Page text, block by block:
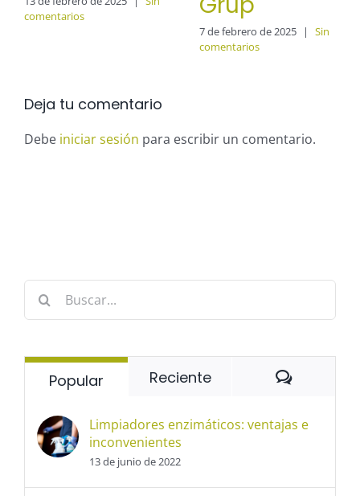
comentarios
7 de febrero de 2025 |
Sin
comentarios
Deja tu comentario
Debe iniciar sesión para escribir un comentario.
Buscar:
Popular Reciente
Limpiadores enzimáticos: ventajas e
inconvenientes
13 de junio de 2022